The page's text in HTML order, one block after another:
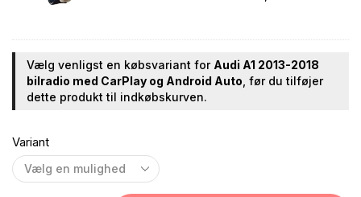
Vælg venligst en købsvariant for Audi A1 2013-2018
bilradio med CarPlay og Android Auto , før du tilføjer
dette produkt til indkøbskurven.
Variant